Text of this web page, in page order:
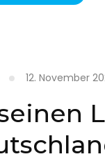
12. November